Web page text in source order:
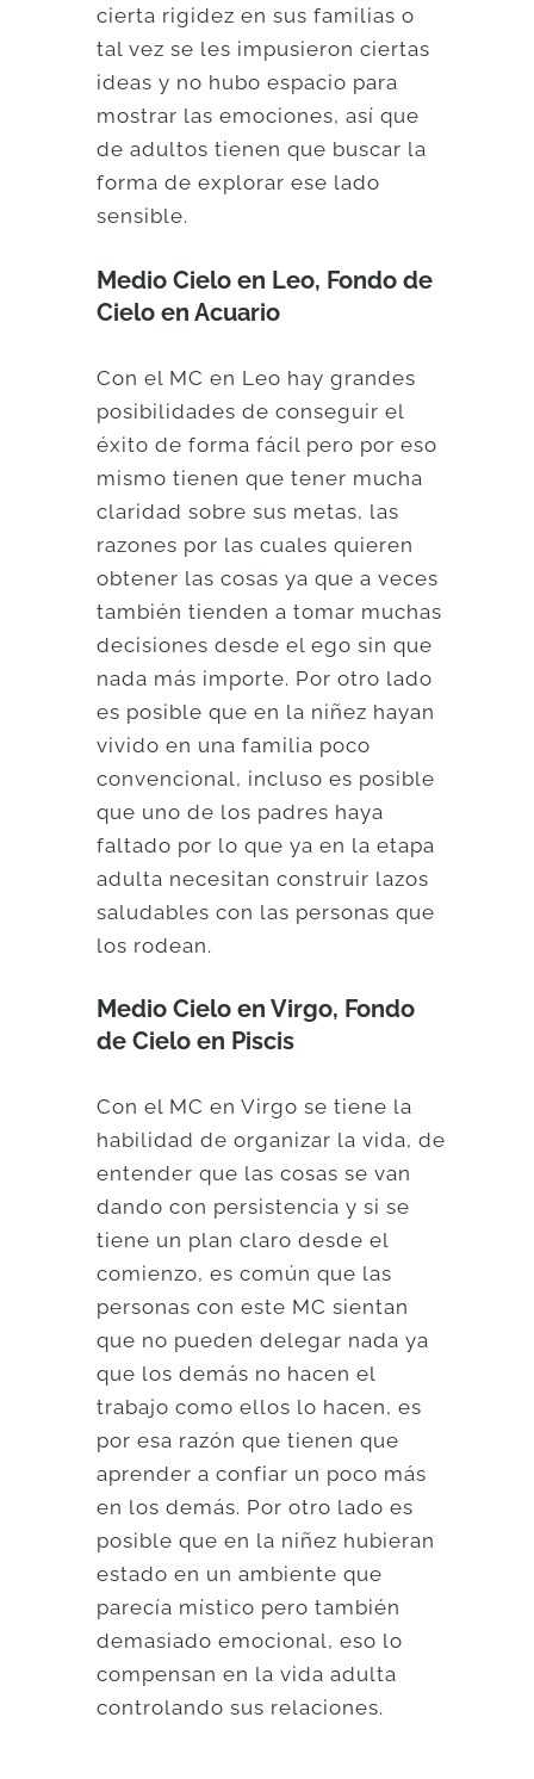
cierta rigidez en sus familias o
tal vez se les impusieron ciertas
ideas y no hubo espacio para
mostrar las emociones, así que
de adultos tienen que buscar la
forma de explorar ese lado
sensible.
Medio Cielo en Leo, Fondo de
Cielo en Acuario
Con el MC en Leo hay grandes
posibilidades de conseguir el
éxito de forma fácil pero por eso
mismo tienen que tener mucha
claridad sobre sus metas, las
razones por las cuales quieren
obtener las cosas ya que a veces
también tienden a tomar muchas
decisiones desde el ego sin que
nada más importe. Por otro lado
es posible que en la niñez hayan
vivido en una familia poco
convencional, incluso es posible
que uno de los padres haya
faltado por lo que ya en la etapa
adulta necesitan construir lazos
saludables con las personas que
los rodean.
Medio Cielo en Virgo, Fondo
de Cielo en Piscis
Con el MC en Virgo se tiene la
habilidad de organizar la vida, de
entender que las cosas se van
dando con persistencia y si se
tiene un plan claro desde el
comienzo, es común que las
personas con este MC sientan
que no pueden delegar nada ya
que los demás no hacen el
trabajo como ellos lo hacen, es
por esa razón que tienen que
aprender a confiar un poco más
en los demás. Por otro lado es
posible que en la niñez hubieran
estado en un ambiente que
parecía místico pero también
demasiado emocional, eso lo
compensan en la vida adulta
controlando sus relaciones.